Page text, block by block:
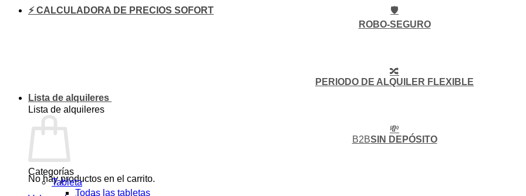
⚡ CALCULADORA DE PRECIOS SOFORT
Lista de alquileres
Lista de alquileres
No hay productos en el carrito.
🛡️
ROBO-SEGURO
🔀
PERIODO DE ALQUILER FLEXIBLE
💸
B2BSIN DEPÓSITO
Categorías
Tableta
Todas las tabletas